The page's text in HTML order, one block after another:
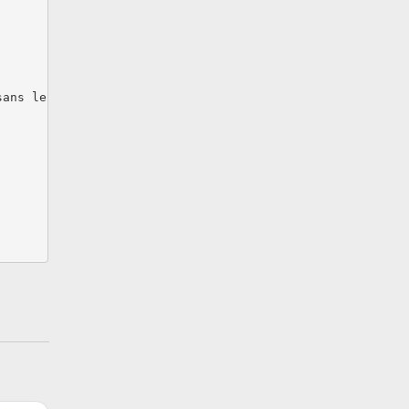
sans le lancer, grâce à l'option "--list" :